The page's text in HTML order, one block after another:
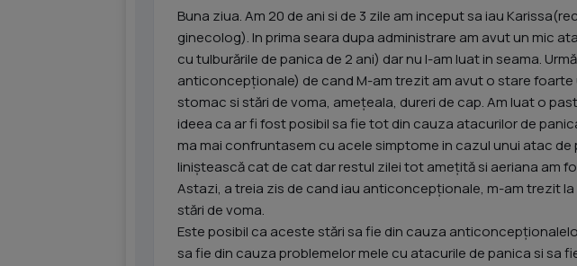
Buna ziua. Am 20 de ani si de 3 zile am inceput sa iau
ginecolog). In prima seara dupa administrare am avut un mic
cu tulburările de panica de 2 ani) dar nu l-am luat in seama.
anticoncepționale) de cand M-am trezit am avut o stare foarte
stomac si stări de voma, amețeala, dureri de cap. Am luat o
ideea ca ar fi fost posibil sa fie tot din cauza atacurilor de
ma mai confruntasem cu acele simptome in cazul unui atac de
liniștească cat de cat dar restul zilei tot amețită si aeriana am
Astazi, a treia zis de cand iau anticoncepționale, m-am trezit la
stări de voma.
Este posibil ca aceste stări sa fie din cauza
sa fie din cauza problemelor mele cu atacurile de panica si sa